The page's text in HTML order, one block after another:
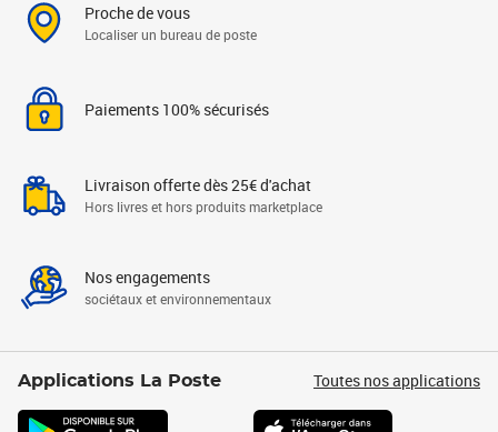
Proche de vous
Localiser un bureau de poste
Paiements 100% sécurisés
Livraison offerte dès 25€ d'achat
Hors livres et hors produits marketplace
Nos engagements
sociétaux et environnementaux
Applications La Poste Toutes nos applications